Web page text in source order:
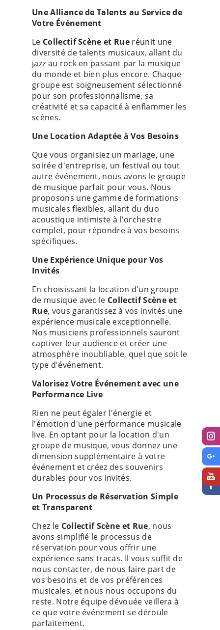
Une Alliance de Talents au Service de
Votre Événement
Le Collectif Scène et Rue réunit une
diversité de talents musicaux, allant du
jazz au rock en passant par la musique
du monde et bien plus encore. Chaque
groupe est soigneusement sélectionné
pour son professionnalisme, sa
créativité et sa capacité à enflammer les
scènes.
Une Location Adaptée à Vos Besoins
Que vous organisiez un mariage, une
soirée d'entreprise, un festival ou tout
autre événement, nous avons le groupe
de musique parfait pour vous. Nous
proposons une gamme de formations
musicales flexibles, allant du duo
acoustique intimiste à l'orchestre
complet, pour répondre à vos besoins
spécifiques.
Une Expérience Unique pour Vos
Invités
En choisissant la location d'un groupe
de musique avec le Collectif Scène et
Rue, vous garantissez à vos invités une
expérience musicale exceptionnelle.
Nos musiciens professionnels sauront
captiver leur audience et créer une
atmosphère inoubliable, quel que soit le
type d'événement.
Valorisez Votre Événement avec une
Performance Live
Rien ne peut égaler l'énergie et
l'émotion d'une performance musicale
live. En optant pour la location d'un
groupe de musique, vous donnez une
dimension supplémentaire à votre
événement et créez des souvenirs
durables pour vos invités.
Un Processus de Réservation Simple
et Transparent
Chez le Collectif Scène et Rue, nous
avons simplifié le processus de
réservation pour vous offrir une
expérience sans tracas. Il vous suffit de
nous contacter, de nous faire part de
vos besoins et de vos préférences
musicales, et nous nous occupons du
reste. Notre équipe dévouée veillera à
ce que votre événement se déroule
parfaitement.